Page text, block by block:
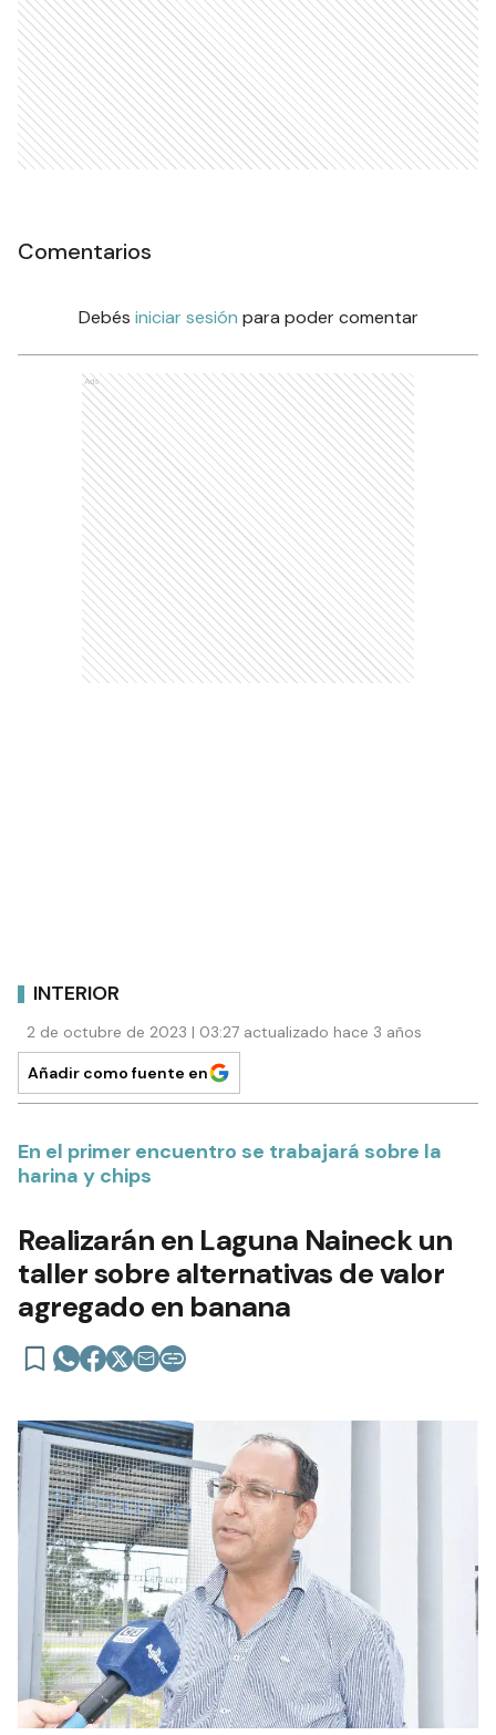
Comentarios
Debés iniciar sesión para poder comentar
Ads
INTERIOR
2 de octubre de 2023 | 03:27 actualizado hace 3 años
Añadir como fuente en
En el primer encuentro se trabajará sobre la
harina y chips
Realizarán en Laguna Naineck un
taller sobre alternativas de valor
agregado en banana